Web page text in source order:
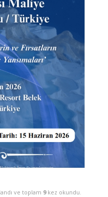
ve toplam 9kez okundu.